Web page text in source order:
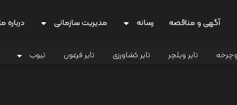
آگهی و مناقصه رسانه مدیریت سازمانی درباره ما
تایر ویلچر تایر کشاورزی تایر فرغون تیوب